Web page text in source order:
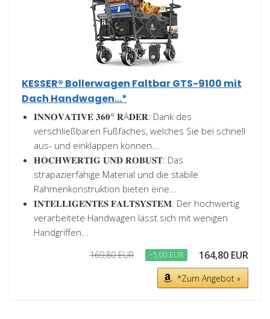
KESSER® Bollerwagen Faltbar GTS-9100 mit
Dach Handwagen...*
𝐈𝐍𝐍𝐎𝐕𝐀𝐓𝐈𝐕𝐄 𝟑𝟔𝟎° 𝐑Ä𝐃𝐄𝐑: Dank des
verschließbaren Fußfaches, welches Sie bei schnell
aus- und einklappen können...
𝐇𝐎𝐂𝐇𝐖𝐄𝐑𝐓𝐈𝐆 𝐔𝐍𝐃 𝐑𝐎𝐁𝐔𝐒𝐓: Das
strapazierfähige Material und die stabile
Rahmenkonstruktion bieten eine...
𝐈𝐍𝐓𝐄𝐋𝐋𝐈𝐆𝐄𝐍𝐓𝐄𝐒 𝐅𝐀𝐋𝐓𝐒𝐘𝐒𝐓𝐄𝐌: Der hochwertig
verarbeitete Handwagen lässt sich mit wenigen
Handgriffen...
169,80 EUR −5,00 EUR 164,80 EUR
*Zum Angebot »